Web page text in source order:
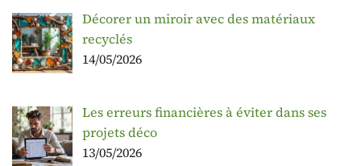
Décorer un miroir avec des matériaux
recyclés
14/05/2026
Les erreurs financières à éviter dans ses
projets déco
13/05/2026